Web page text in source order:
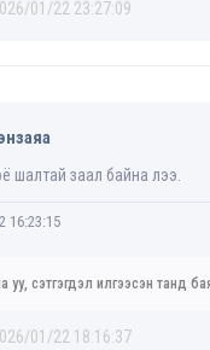
01/22 23:27:09
шалтай заал байна лээ.
16:23:15
уу, сэтгэгдэл илгээсэн танд
01/22 18:16:37